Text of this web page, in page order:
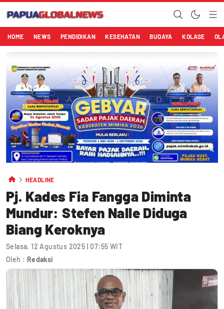
HOME NEWS PENDIDIKAN KESEHATAN BUDAYA KOLASE
HEADLINE
Pj. Kades Fia Fangga Diminta
Mundur: Stefen Nalle Diduga
Biang Keroknya
Selasa, 12 Agustus 2025 | 07:55 WIT
Oleh : Redaksi